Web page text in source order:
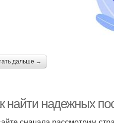
дальше →
найти надежных